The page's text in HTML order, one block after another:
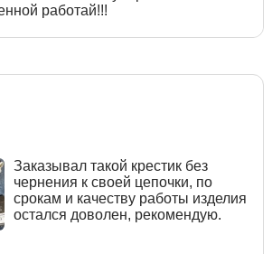
работай!!!
Заказывал такой крестик без
чернения к своей цепочки, по
срокам и качеству работы изделия
остался доволен, рекомендую.